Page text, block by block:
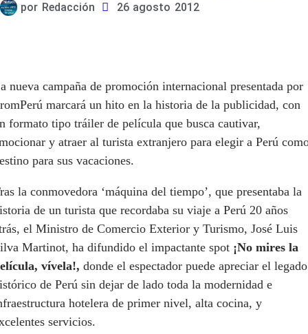
por Redacción 26 agosto 2012
nueva campaña de promoción internacional presentada por
marcará un hito en la historia de la publicidad, con
formato tipo tráiler de película que busca cautivar,
y atraer al turista extranjero para elegir a Perú
para sus vacaciones.
la conmovedora ‘máquina del tiempo’, que presentaba la
de un turista que recordaba su viaje a Perú 20 años
el Ministro de Comercio Exterior y Turismo, José Luis
Martinot, ha difundido el impactante spot ¡No mires la
vívela!, donde el espectador puede apreciar el legado
de Perú sin dejar de lado toda la modernidad e
hotelera de primer nivel, alta cocina, y
servicios.